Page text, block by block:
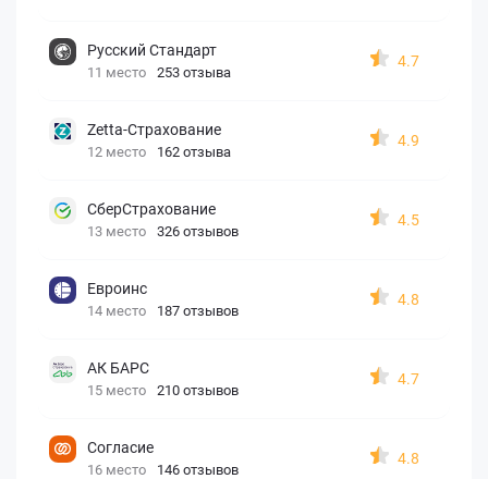
Русский Стандарт
11 место 253 отзыва
4.7
Zetta-Страхование
12 место 162 отзыва
4.9
СберСтрахование
13 место 326 отзывов
4.5
Евроинс
14 место 187 отзывов
4.8
АК БАРС
15 место 210 отзывов
4.7
Согласие
16 место 146 отзывов
4.8